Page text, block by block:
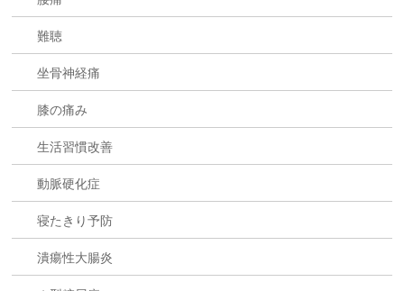
難聴
坐骨神経痛
膝の痛み
生活習慣改善
動脈硬化症
寝たきり予防
潰瘍性大腸炎